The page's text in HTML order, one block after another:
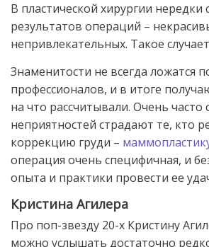
В пластической хирургии нередки
результатов операций –
непривлекательных. Такое
Знаменитости не всегда ложатся
профессионалов, и в итоге
на что рассчитывали. Очень часто
неприятностей страдают те, кто
коррекцию груди –
операция очень специфичная, и
опыта и практики провести ее
Кристина Агилера
Про поп-звезду 20-х Кристину
можно услышать достаточно